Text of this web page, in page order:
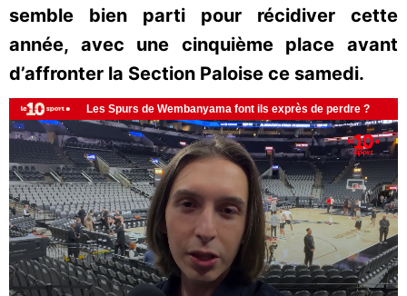
semble bien parti pour récidiver cette
année, avec une cinquième place avant
d’affronter la Section Paloise ce samedi.